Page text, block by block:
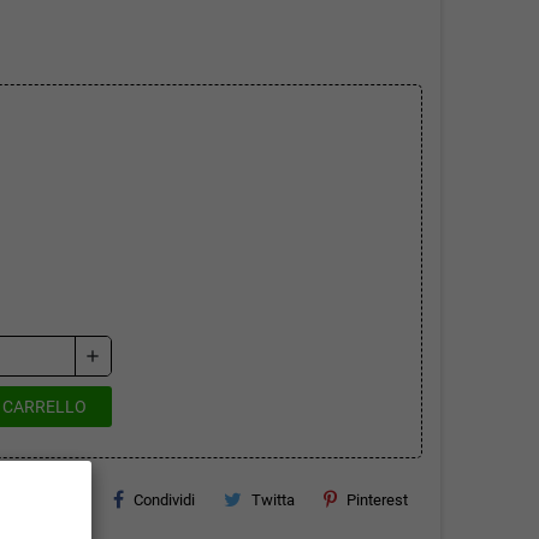
add
Condividi Twitta Pinterest